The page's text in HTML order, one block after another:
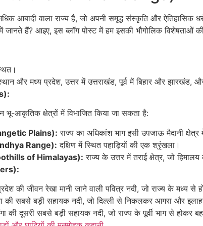
आबादी वाला राज्य है, जो अपनी समृद्ध संस्कृति और
हैं? आइए, इस ब्लॉग पोस्ट में हम इसकी भौगोलिक विशेषताओं
और मध्य प्रदेश, उत्तर में उत्तराखंड, पूर्व में बिहार और झारखंड,
भू-आकृतिक क्षेत्रों में विभाजित किया जा सकता है:
Plains): राज्य का अधिकांश भाग इसी उपजाऊ मैदानी
Range): दक्षिण में स्थित पहाड़ियों की एक श्रृंखला।
of Himalayas): राज्य के उत्तर में तराई क्षेत्र, जो
की जीवन रेखा मानी जाने वाली पवित्र नदी, जो राज्य के मध्य से
की सबसे बड़ी सहायक नदी, जो दिल्ली से निकलकर आगरा और
की दूसरी सबसे बड़ी सहायक नदी, जो राज्य के पूर्वी भाग से होकर